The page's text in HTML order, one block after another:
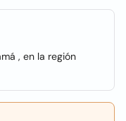
, en la región